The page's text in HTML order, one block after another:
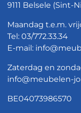
9111 Belsele (Sint-
Maandag t.e.m.
Tel: 03/772.33.34
E-mail:
Zaterdag en
info@meubelen-
BE04073986570